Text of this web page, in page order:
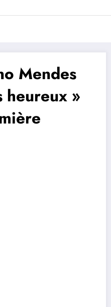
du football
Mendes
heureux »